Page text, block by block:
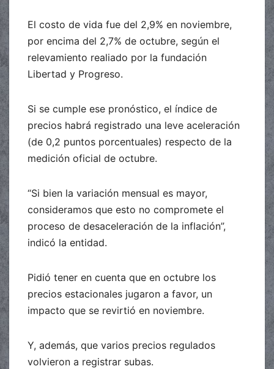
El costo de vida fue del 2,9% en noviembre,
por encima del 2,7% de octubre, según el
relevamiento realiado por la fundación
Libertad y Progreso.
Si se cumple ese pronóstico, el índice de
precios habrá registrado una leve aceleración
(de 0,2 puntos porcentuales) respecto de la
medición oficial de octubre.
“Si bien la variación mensual es mayor,
consideramos que esto no compromete el
proceso de desaceleración de la inflación”,
indicó la entidad.
Pidió tener en cuenta que en octubre los
precios estacionales jugaron a favor, un
impacto que se revirtió en noviembre.
Y, además, que varios precios regulados
volvieron a registrar subas.